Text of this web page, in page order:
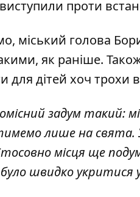
проти
міський голова
як раніше.
для дітей хоч трохи
задум такий:
лише на свята. У
місця ще
швидко укритися у